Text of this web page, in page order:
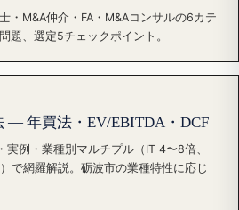
・M&A仲介・FA・M&Aコンサルの6カテ
題、選定5チェックポイント。
— 年買法・EV/EBITDA・DCF
例・業種別マルチプル（IT 4〜8倍、
で網羅解説。砺波市の業種特性に応じ